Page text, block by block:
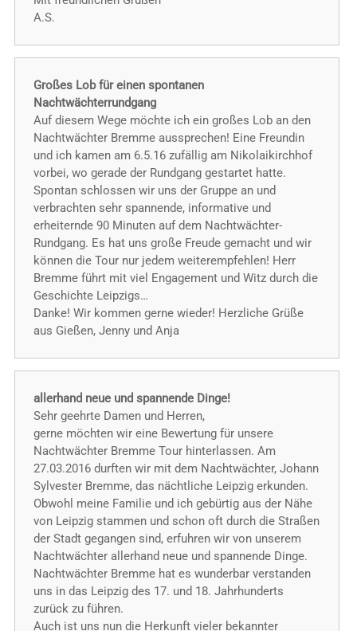
A.S.
Großes Lob für einen spontanen
Nachtwächterrundgang
Auf diesem Wege möchte ich ein großes Lob an den
Nachtwächter Bremme aussprechen! Eine Freundin
und ich kamen am 6.5.16 zufällig am Nikolaikirchhof
vorbei, wo gerade der Rundgang gestartet hatte.
Spontan schlossen wir uns der Gruppe an und
verbrachten sehr spannende, informative und
erheiternde 90 Minuten auf dem Nachtwächter-
Rundgang. Es hat uns große Freude gemacht und wir
können die Tour nur jedem weiterempfehlen! Herr
Bremme führt mit viel Engagement und Witz durch die
Geschichte Leipzigs…
Danke! Wir kommen gerne wieder! Herzliche Grüße
aus Gießen, Jenny und Anja
allerhand neue und spannende Dinge!
Sehr geehrte Damen und Herren,
gerne möchten wir eine Bewertung für unsere
Nachtwächter Bremme Tour hinterlassen. Am
27.03.2016 durften wir mit dem Nachtwächter, Johann
Sylvester Bremme, das nächtliche Leipzig erkunden.
Obwohl meine Familie und ich gebürtig aus der Nähe
von Leipzig stammen und schon oft durch die Straßen
der Stadt gegangen sind, erfuhren wir von unserem
Nachtwächter allerhand neue und spannende Dinge.
Nachtwächter Bremme hat es wunderbar verstanden
uns in das Leipzig des 17. und 18. Jahrhunderts
zurück zu führen.
Auch ist uns nun die Herkunft vieler bekannter